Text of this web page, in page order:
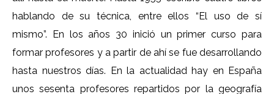
hablando de su técnica, entre ellos “El uso de sí
mismo”. En los años 30 inició un primer curso para
formar profesores y a partir de ahí se fue desarrollando
hasta nuestros días. En la actualidad hay en España
unos sesenta profesores repartidos por la geografía